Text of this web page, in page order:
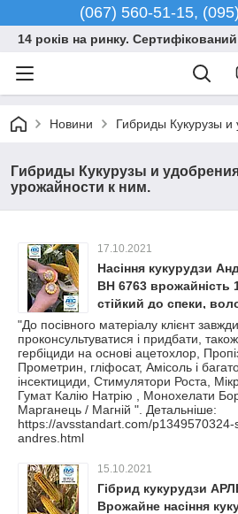
(067) 560-51-15,
14 років на ринку.
Новини Гибриды Кукурузы
Гибриды Кукурузы и
урожайности к ним.
17.10.2021
Насіння кукурудзи
ВН 6763 врожайність
стійкий до спеки,
продажів минулого
"До посівного матеріалу клієнт
проконсультуватися і придбати,
гербіциди на основі ацетохлор,
Прометрин, гліфосат, Амісоль і
інсектициди, Стимулятори Роста,
Гумат Калію Натрію , Монохелати
Марганець / Магній ". Детальніше:
https://avsstandart.com/
andres.html
15.10.2021
Гібрид кукурудзи
Врожайне насіння